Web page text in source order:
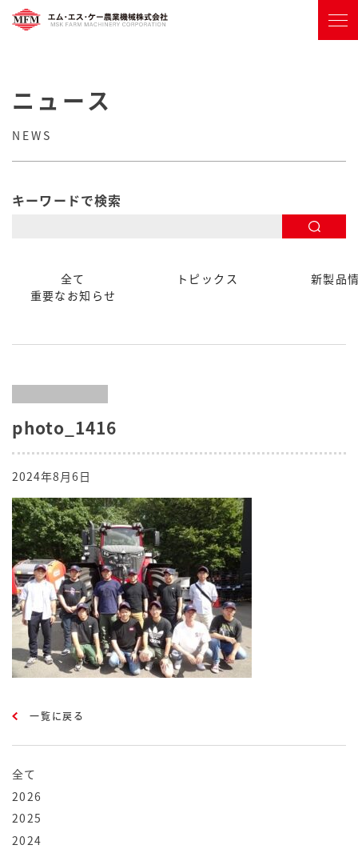
ニュース
NEWS
キーワードで検索
全て トピックス
新製品
重要なお知らせ
全て
2026
2025
2024
photo_1416
2024年8月6日
一覧に戻る